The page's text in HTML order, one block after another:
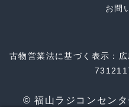
お問
古物営業法に基づく表示：
© 福山ラジコンセン